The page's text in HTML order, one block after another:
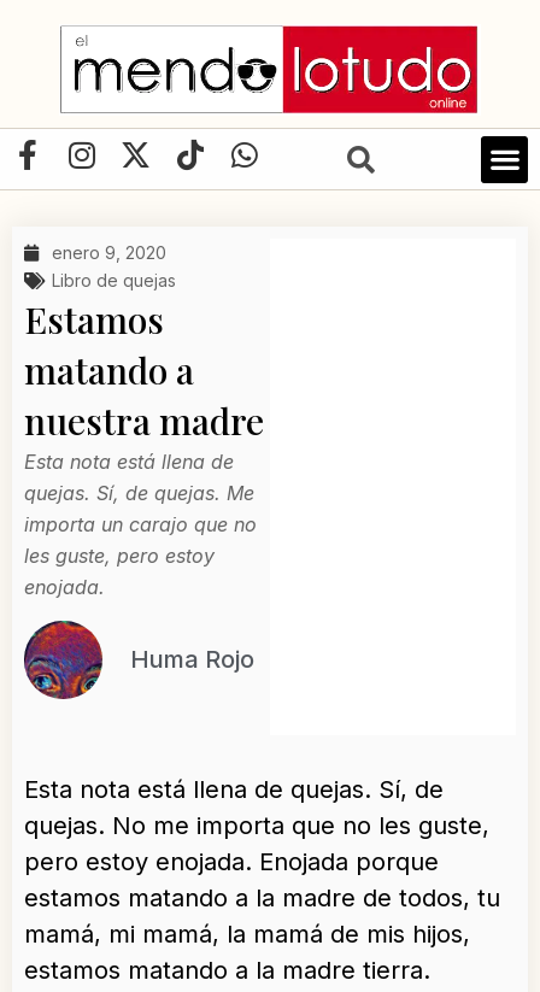
contenido
F
a
e
b
o
o
k
-
f
I
n
t
a
r
a
m
X
-
w
i
t
e
r
T
i
W
h
enero 9, 2020
Libro de quejas
Estamos
matando a
nuestra madre
Esta nota está llena de
quejas. Sí, de quejas. Me
importa un carajo que no
les guste, pero estoy
enojada.
Huma Rojo
Esta nota está llena de quejas. Sí, de
quejas. No me importa que no les guste,
pero estoy enojada. Enojada porque
estamos matando a la madre de todos, tu
mamá, mi mamá, la mamá de mis hijos,
estamos matando a la madre tierra.